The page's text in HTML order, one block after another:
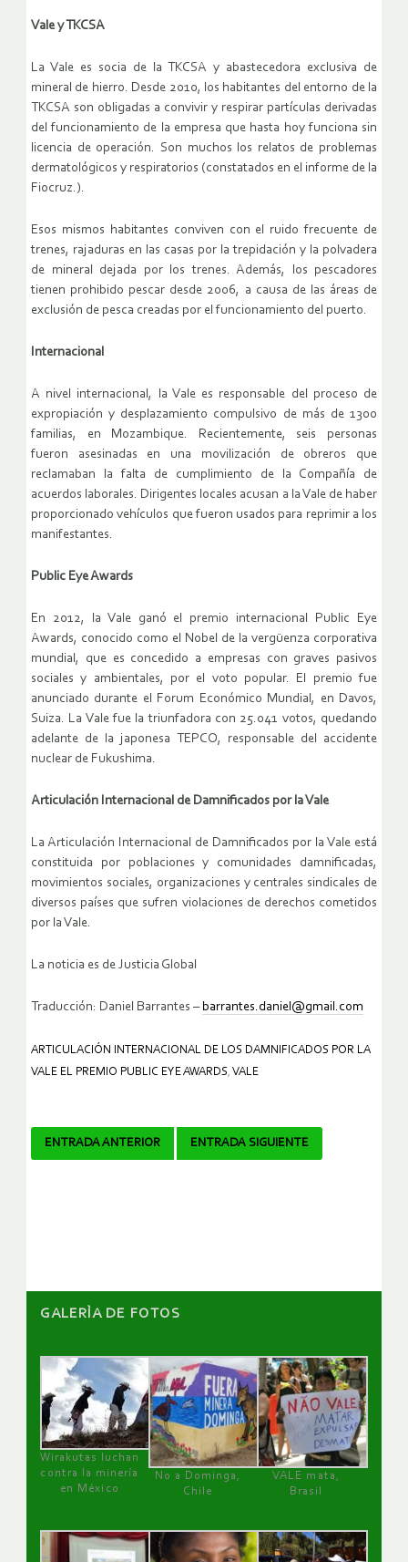
Vale y TKCSA
La Vale es socia de la TKCSA y abastecedora exclusiva de
mineral de hierro. Desde 2010, los habitantes del entorno de la
TKCSA son obligadas a convivir y respirar partículas derivadas
del funcionamiento de la empresa que hasta hoy funciona sin
licencia de operación. Son muchos los relatos de problemas
dermatológicos y respiratorios (constatados en el informe de la
Fiocruz.).
Esos mismos habitantes conviven con el ruido frecuente de
trenes, rajaduras en las casas por la trepidación y la polvadera
de mineral dejada por los trenes. Además, los pescadores
tienen prohibido pescar desde 2006, a causa de las áreas de
exclusión de pesca creadas por el funcionamiento del puerto.
Internacional
A nivel internacional, la Vale es responsable del proceso de
expropiación y desplazamiento compulsivo de más de 1300
familias, en Mozambique. Recientemente, seis personas
fueron asesinadas en una movilización de obreros que
reclamaban la falta de cumplimiento de la Compañía de
acuerdos laborales. Dirigentes locales acusan a la Vale de haber
proporcionado vehículos que fueron usados para reprimir a los
manifestantes.
Public Eye Awards
En 2012, la Vale ganó el premio internacional Public Eye
Awards, conocido como el Nobel de la vergüenza corporativa
mundial, que es concedido a empresas con graves pasivos
sociales y ambientales, por el voto popular. El premio fue
anunciado durante el Forum Económico Mundial, en Davos,
Suiza. La Vale fue la triunfadora con 25.041 votos, quedando
adelante de la japonesa TEPCO, responsable del accidente
nuclear de Fukushima.
Articulación Internacional de Damnificados por la Vale
La Articulación Internacional de Damnificados por la Vale está
constituida por poblaciones y comunidades damnificadas,
movimientos sociales, organizaciones y centrales sindicales de
diversos países que sufren violaciones de derechos cometidos
por la Vale.
La noticia es de Justicia Global
Traducción: Daniel Barrantes – barrantes.daniel@gmail.com
ARTICULACIÓN INTERNACIONAL DE LOS DAMNIFICADOS POR LA
VALE EL PREMIO PUBLIC EYE AWARDS, VALE
Navegador
ENTRADA ANTERIOR ENTRADA SIGUIENTE
GALERÌA DE FOTOS
Wirakutas luchan
contra la minería
en México
No a Dominga,
Chile
VALE mata,
Brasil